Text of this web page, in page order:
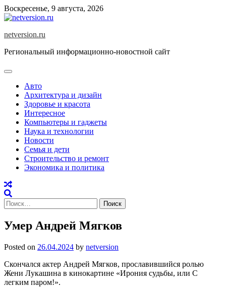
Skip
to
Воскресенье, 9 августа, 2026
netversion.ru
Региональный информационно-новостной сайт
Авто
Архитектура и дизайн
Здоровье и красота
Интересное
Компьютеры и гаджеты
Наука и технологии
Новости
Семья и дети
Строительство и ремонт
Экономика и политика
Найти:
Умер Андрей Мягков
Posted on 26.04.2024 by netversion
Скончался актер Андрей Мягков, прославившийся ролью
Жени Лукашина в кинокартине «Ирония судьбы, или С
легким паром!».